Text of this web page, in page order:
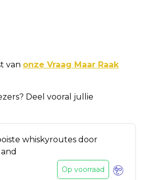
van onze Vraag Maar Raak
Deel vooral jullie
whiskyroutes door
Op voorraad